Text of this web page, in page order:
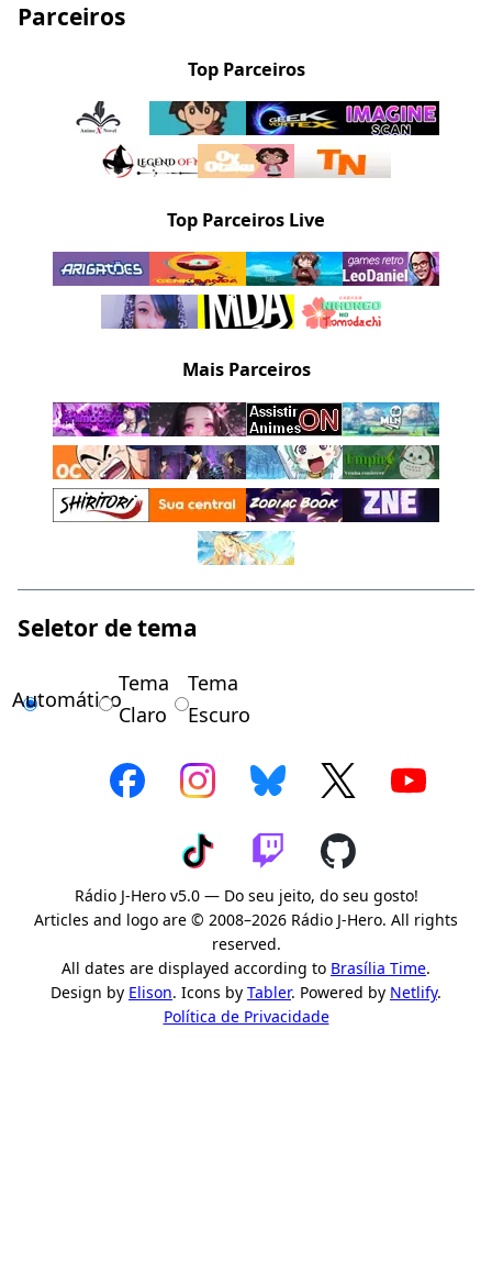
Parceiros
Top Parceiros
Top Parceiros Live
Mais Parceiros
Seletor de tema
Automático
Tema
Claro
Tema
Escuro
Rádio J-Hero v5.0 — Do seu jeito, do seu gosto!
Articles and logo are © 2008–2026 Rádio J-Hero. All rights
reserved.
All dates are displayed according to Brasília Time.
Design by Elison. Icons by Tabler. Powered by Netlify.
Política de Privacidade